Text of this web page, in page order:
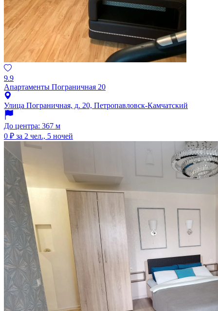
9.9
Апартаменты Пограничная 20
Улица Пограничная, д. 20, Петропавловск-Камчатский
До центра: 367 м
0 ₽ за 2 чел., 5 ночей